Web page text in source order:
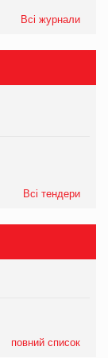
Всі журнали
Всі тендери
повний список